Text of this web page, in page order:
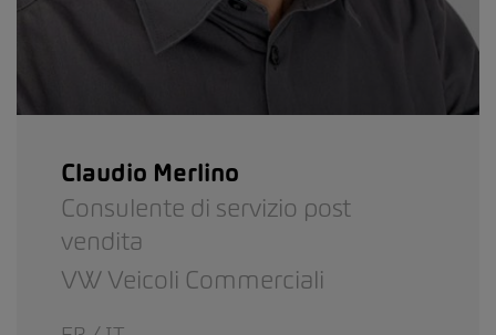
Claudio Merlino
Consulente di servizio post
vendita
VW Veicoli Commerciali